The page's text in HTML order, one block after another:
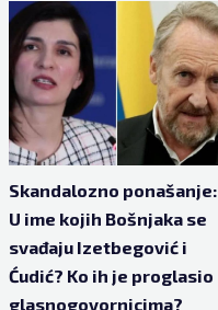
Skandalozno ponašanje:
U ime kojih Bošnjaka se
svađaju Izetbegović i
Ćudić? Ko ih je proglasio
glasnogovornicima?